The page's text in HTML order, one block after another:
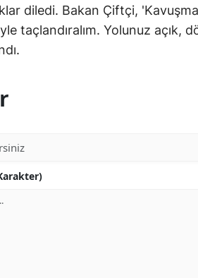
diledi. Bakan Çiftçi,
taçlandıralım. Yolunuz açık,